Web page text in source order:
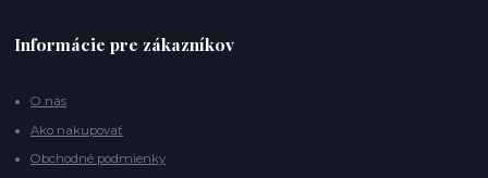
Informácie pre zákazníkov
O nás
Ako nakupovať
Obchodné podmienky